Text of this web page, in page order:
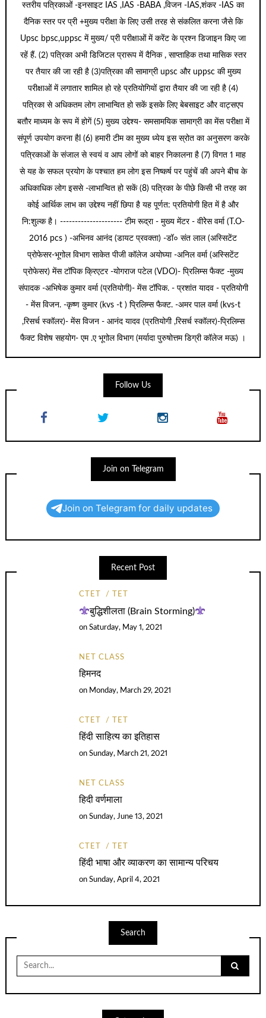
स्तरीय पत्रिकाओं -इनसाइट IAS ,IAS -BABA ,विजन -IAS,शंकर -IAS का
दैनिक स्तर पर प्री +मुख्य परीक्षा के लिए उसी तरह से संकलित करना जैसे कि
Upsc bpsc,uppsc में मुख्य/ प्री परीक्षाओं में करेंट के प्रश्न डिजाइन किए जा
रहें हैं. (2) पत्रिका अभी डिजिटल प्रारूप में दैनिक , साप्ताहिक तथा मासिक स्तर
पर तैयार की जा रही है (3)पत्रिका की सामाग्री upsc और uppsc की मुख्य
परीक्षाओं में लगातार शामिल हो रहे प्रतियोगियों द्वारा तैयार की जा रही है (4)
पत्रिका से अधिकतम लोग लाभान्वित हो सकें इसके लिए बेबसाइट और वाट्सएप
बतौर माध्यम के रूप में होगें (5) मुख्य उद्देश्य- समसामयिक सामाग्री का मेंस परीक्षा में
संपूर्ण उपयोग करना हैl (6) हमारी टीम का मुख्य ध्येय इस स्रोत का अनुसरण करके
पत्रिकाओं के संजाल से स्वयं व आप लोगों को बाहर निकालना है (7) विगत 1 माह
से यह के सफल प्रयोग के पश्चात हम लोग इस निष्कर्ष पर पहुंचें की अपने बीच के
अधिकाधिक लोग इससे -लाभान्वित हो सकें (8) पत्रिका के पीछे किसी भी तरह का
कोई आर्थिक लाभ का उद्देश्य नहीं छिपा है यह पूर्णत: प्रतियोगी हित में है और
नि:शुल्क है। --------------------- टीम रूद्रा - मुख्य मेंटर - वीरेेस वर्मा (T.O-
2016 pcs ) -अभिनव आनंद (डायट प्रवक्ता) -डॉ० संत लाल (अस्सिटेंट
प्रोफेसर-भूगोल विभाग साकेत पीजी कॉलेज अयोघ्या -अनिल वर्मा (अस्सिटेंट
प्रोफेसर) मेंस टॉपिक क्रिएटर -योगराज पटेल (VDO)- प्रिलिम्स फैक्ट -मुख्य
संपादक -अभिषेक कुमार वर्मा (प्रतियोगी)- मेंस टॉपिक. - प्रशांत यादव - प्रतियोगी
- मेंस विजन. -कृष्ण कुमार (kvs -t ) प्रिलिम्स फैक्ट. -अमर पाल वर्मा (kvs-t
,रिसर्च स्कॉलर)- मेंस विजन - आनंद यादव (प्रतियोगी ,रिसर्च स्कॉलर)-प्रिलिम्स
फैक्ट विशेष सहयोग- एम .ए भूगोल विभाग (मर्यादा पुरुषोत्तम डिग्री कॉलेज मऊ) ।
Follow Us
Join on Telegram
Join on Telegram for daily updates
Recent Post
CTET TET
बुद्धिशीलता (Brain Storming)
onSaturday, May 1, 2021
NET CLASS
हिमनद
on Monday, March 29, 2021
CTET TET
हिंदी साहित्य का इतिहास
onSunday, March 21, 2021
NET CLASS
हिदी वर्णमाला
onSunday, June 13, 2021
CTET TET
हिंदी भाषा और व्याकरण का सामान्य परिचय
onSunday, April 4, 2021
Search
for: